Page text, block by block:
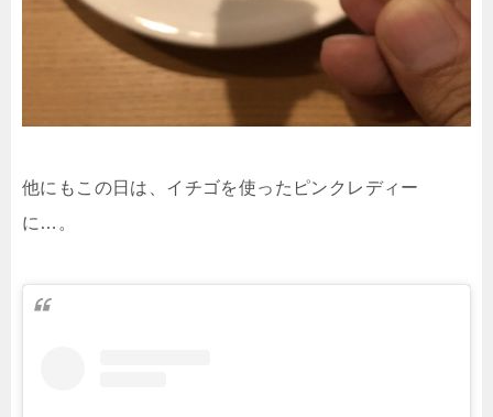
他にもこの日は、イチゴを使ったピンクレディー
に…。